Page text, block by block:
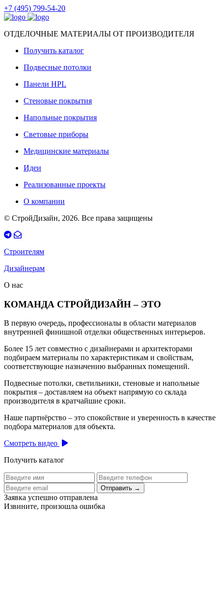
+7 (495) 799-54-20
ОТДЕЛОЧНЫЕ МАТЕРИАЛЫ ОТ ПРОИЗВОДИТЕЛЯ
Получить каталог
Подвесные потолки
Панели HPL
Стеновые покрытия
Напольные покрытия
Световые приборы
Медицинские материалы
Идеи
Реализованные проекты
О компании
© СтройДизайн, 2026. Все права защищены
Строителям
Дизайнерам
О нас
КОМАНДА СТРОЙДИЗАЙН – ЭТО
В первую очередь, профессионалы в области материалов
внутренней финишной отделки общественных интерьеров.
Более 15 лет совместно с дизайнерами и архитекторами
подбираем материалы по характеристикам и свойствам,
соответствующие назначению выбранных помещений.
Подвесные потолки, светильники, стеновые и напольные
покрытия – доставляем на объект напрямую со склада
производителя в кратчайшие сроки.
Наше партнёрство – это спокойствие и уверенность в качестве
подбора материалов для объекта.
Смотреть видео
Получить каталог
Отправить →
Заявка успешно отправлена
Извините, произошла ошибка